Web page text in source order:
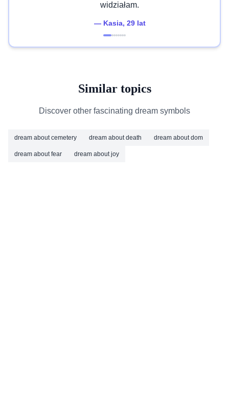
widziałam.
— Kasia, 29 lat
Similar topics
Discover other fascinating dream symbols
dream about cemetery dream about death dream about dom
dream about fear dream about joy